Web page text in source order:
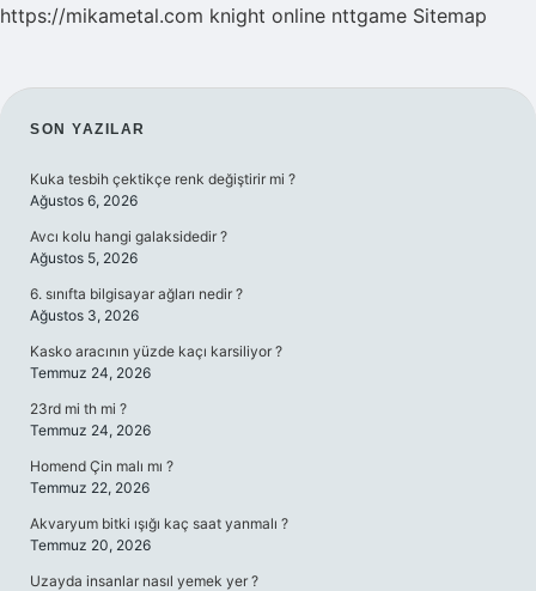
https://mikametal.com knight online nttgame Sitemap
SIDEBAR
SON YAZILAR
Kuka tesbih çektikçe renk değiştirir mi ?
Ağustos 6, 2026
Avcı kolu hangi galaksidedir ?
Ağustos 5, 2026
6. sınıfta bilgisayar ağları nedir ?
Ağustos 3, 2026
Kasko aracının yüzde kaçı karsiliyor ?
Temmuz 24, 2026
23rd mi th mi ?
Temmuz 24, 2026
Homend Çin malı mı ?
Temmuz 22, 2026
Akvaryum bitki ışığı kaç saat yanmalı ?
Temmuz 20, 2026
Uzayda insanlar nasıl yemek yer ?